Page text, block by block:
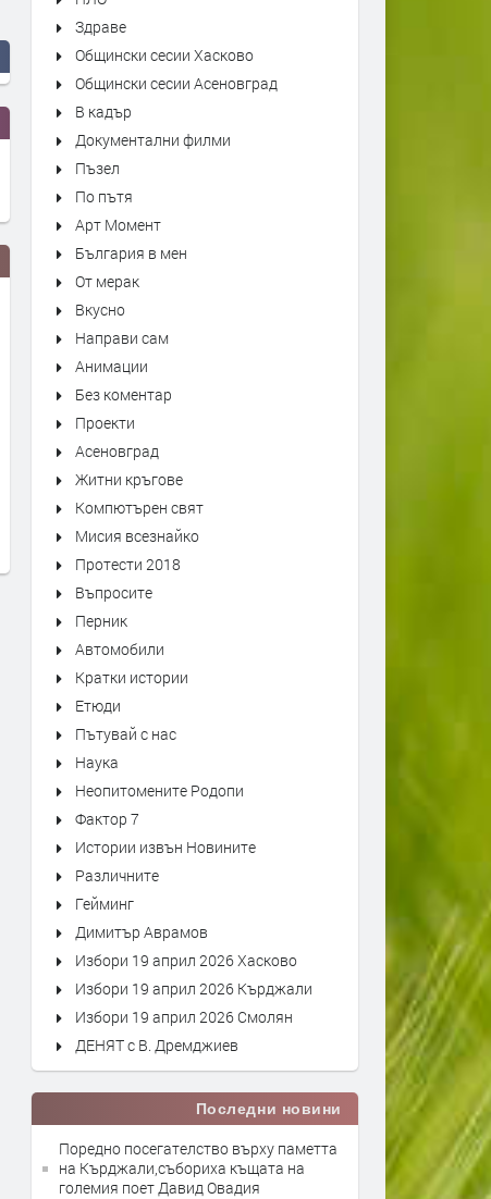
Първо издание на „Записки по
българските въстания“ от 1892
г. може да се види в архива на
Здраве
Общински сесии Хасково
Общински сесии Асеновград
В кадър
Документални филми
Пъзел
По пътя
Арт Момент
България в мен
От мерак
Вкусно
Направи сам
Анимации
Без коментар
Проекти
Асеновград
Житни кръгове
Компютърен свят
Мисия всезнайко
Протести 2018
Въпросите
Перник
Автомобили
Кратки истории
Етюди
Пътувай с нас
Наука
Неопитомените Родопи
Фактор 7
Истории извън Новините
Различните
Гейминг
Димитър Аврамов
Избори 19 април 2026 Хасково
Избори 19 април 2026 Кърджали
Избори 19 април 2026 Смолян
ДЕНЯТ с В. Дремджиев
Последни новини
Поредно посегателство върху паметта
на Кърджали,събориха къщата на
големия поет Давид Овадия